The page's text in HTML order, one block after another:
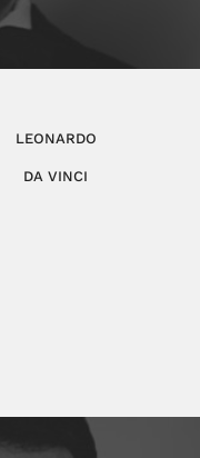
LEONARDO
DA VINCI